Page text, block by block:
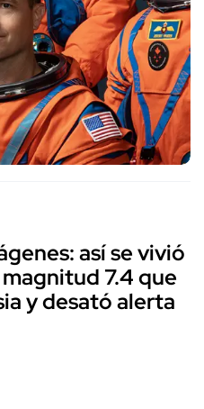
así se vivió
7.4 que
y desató alerta